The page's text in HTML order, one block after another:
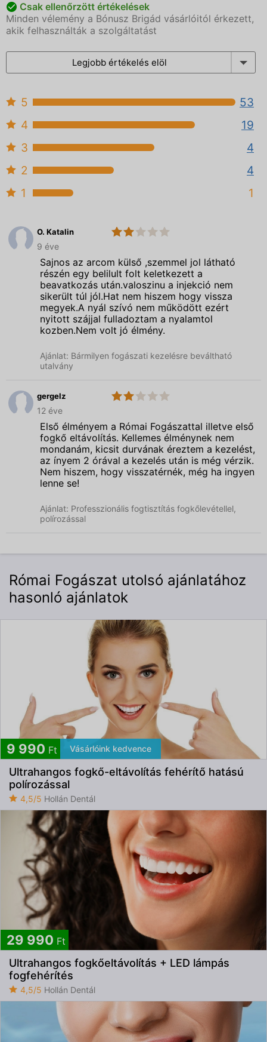
Csak ellenőrzött értékelések
Minden vélemény a Bónusz Brigád vásárlóitól érkezett,
akik felhasználták a szolgáltatást
Legjobb értékelés elöl
5
53
4
19
3
4
2
4
1
1
O. Katalin
2.0
9 éve
Sajnos az arcom külső ,szemmel jol látható
részén egy belilult folt keletkezett a
beavatkozás után.valoszinu a injekció nem
sikerült túl jól.Hat nem hiszem hogy vissza
megyek.A nyál szívó nem működött ezért
nyitott szájjal fulladoztam a nyalamtol
kozben.Nem volt jó élmény.
Ajánlat: Bármilyen fogászati kezelésre beváltható
utalvány
gergelz
2.0
12 éve
Első élményem a Római Fogászattal illetve első
fogkő eltávolítás. Kellemes élménynek nem
mondanám, kicsit durvának éreztem a kezelést,
az ínyem 2 órával a kezelés után is még vérzik.
Nem hiszem, hogy visszatérnék, még ha ingyen
lenne se!
Ajánlat: Professzionális fogtisztítás fogkőlevétellel,
polírozással
Római Fogászat utolsó ajánlatához
hasonló ajánlatok
9 990 Ft Vásárlóink kedvence
Ultrahangos fogkő-eltávolítás fehérítő hatású
polírozással
4,5/5 Hollán Dentál
29 990 Ft
Ultrahangos fogkőeltávolítás + LED lámpás
fogfehérítés
4,5/5 Hollán Dentál